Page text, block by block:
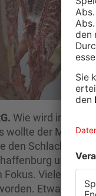
Wie wird in
wollte der
den Schlachthof
und
Viele
Etwa Heigel